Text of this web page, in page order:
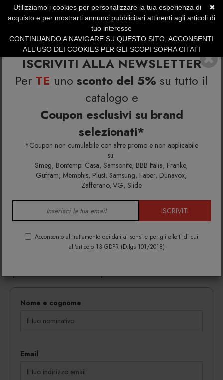
ISCRIVITI ALLA NEWSLETTER
Per TE uno sconto del 5% su tutto il
catalogo e
Coupon esclusivi su brand
selezionati*
*Coupon non cumulabile con altre promo e non applicabile
su:
Smeg, Bontempi Casa, Samsonite, BBB Italia, Franke,
Gufram, Memphis, Plust, Samsung, Faber, Dunavox,
Zafferano, VG, Slide
ISCRIVITI
Acconsento al trattamento dei dati ai sensi e per gli effetti di cui
all'articolo 13 GDPR (D.lgs 101/2018)
SERVIZIO CLIENTI +39.0773.470.562
SUMMER SALES | Fino al 31 Agosto
Richiedi info e un'offerta personalizzata per te
Display Frozen luminoso
Richiedi maggiori info e la tua
offerta personalizzata per
Display Frozen luminoso
informazioni su colori, materiali e disponibilità.
Nome e cognome
Email
✖
Utilizziamo i cookies per personalizzare la tua esperienza di
acquisto e per mostrarti annunci pubblicitari attinenti agli articoli di
tuo interesse
CONTINUANDO A NAVIGARE SU QUESTO SITO, ACCONSENTI
ALL'USO DEI COOKIES PER GLI SCOPI SOPRA CITATI